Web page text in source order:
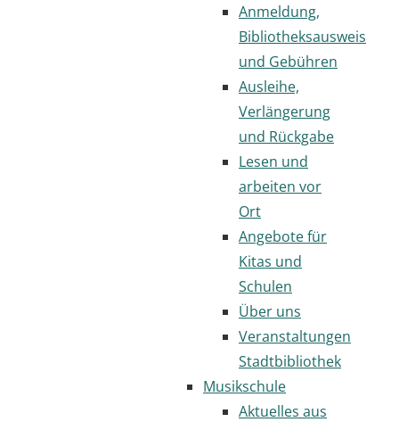
Anmeldung,
Bibliotheksausweis
und Gebühren
Ausleihe,
Verlängerung
und Rückgabe
Lesen und
arbeiten vor
Ort
Angebote für
Kitas und
Schulen
Über uns
Veranstaltungen
Stadtbibliothek
Musikschule
Aktuelles aus